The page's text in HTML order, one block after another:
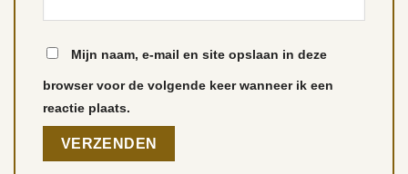
Mijn naam, e-mail en site opslaan in deze
browser voor de volgende keer wanneer ik een
reactie plaats.